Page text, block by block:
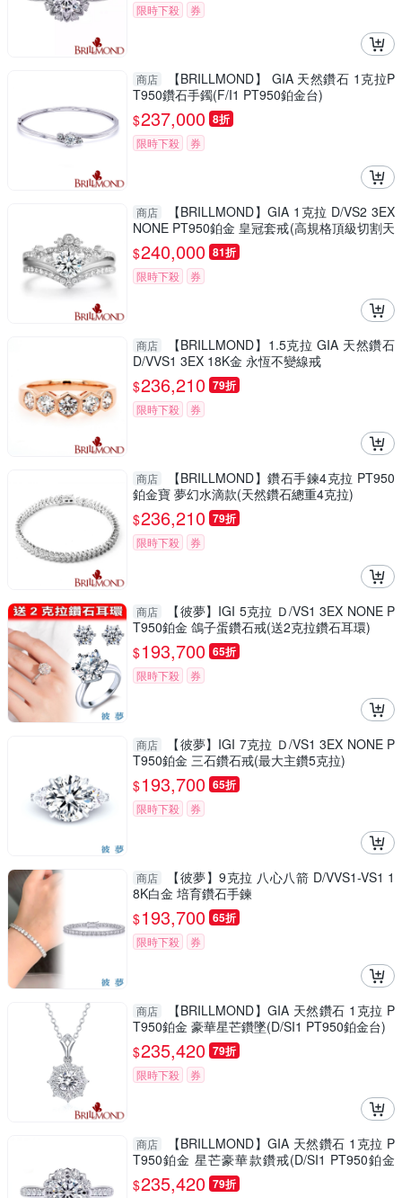
限時下殺 券
商店
【BRILLMOND】 GIA 天然鑽石 1克拉P
T950鑽石手鐲(F/I1 PT950鉑金台)
$237,000 8折
限時下殺 券
商店
【BRILLMOND】GIA 1克拉 D/VS2 3EX
NONE PT950鉑金 皇冠套戒(高規格頂級切割天
然鑽石)
$240,000 81折
限時下殺 券
商店
【BRILLMOND】1.5克拉 GIA 天然鑽石
D/VVS1 3EX 18K金 永恆不變線戒
$236,210 79折
限時下殺 券
商店
【BRILLMOND】鑽石手鍊4克拉 PT950
鉑金寶 夢幻水滴款(天然鑽石總重4克拉)
$236,210 79折
限時下殺 券
商店
【彼夢】IGI 5克拉 Ｄ/VS1 3EX NONE P
T950鉑金 鴿子蛋鑽石戒(送2克拉鑽石耳環)
$193,700 65折
限時下殺 券
商店
【彼夢】IGI 7克拉 Ｄ/VS1 3EX NONE P
T950鉑金 三石鑽石戒(最大主鑽5克拉)
$193,700 65折
限時下殺 券
商店
【彼夢】9克拉 八心八箭 D/VVS1-VS1 1
8K白金 培育鑽石手鍊
$193,700 65折
限時下殺 券
商店
【BRILLMOND】GIA 天然鑽石 1克拉 P
T950鉑金 豪華星芒鑽墜(D/SI1 PT950鉑金台)
$235,420 79折
限時下殺 券
商店
【BRILLMOND】GIA 天然鑽石 1克拉 P
T950鉑金 星芒豪華款鑽戒(D/SI1 PT950鉑金
台)
$235,420 79折